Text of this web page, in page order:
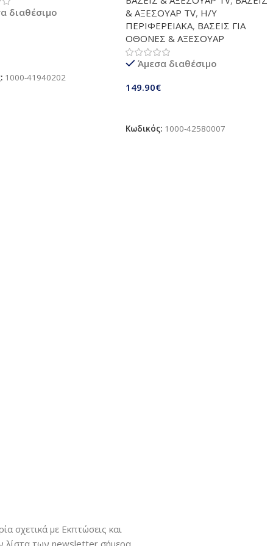
Sensor, Compatible
διαθέσιμο
1000-41940202
στήριξης οθόνης πλήρως
ρυθμιζόμενη | VESA 75x75mm /
100x100mm | Δυνατότητα
στήριξης 10 kg ανά βραχίονα |
Mαύρο
& ΑΞΕΣΟΥΑΡ TV, Η/Υ
ΠΕΡΙΦΕΡΕΙΑΚΑ, ΒΑΣΕΙΣ ΓΙΑ
ΟΘΟΝΕΣ & ΑΞΕΣΟΥΑΡ
Άμεσα διαθέσιμο
149.90€
Κωδικός: 1000-42580007
σχετικά με Εκπτώσεις και
λίστα των newsletter σήμερα.